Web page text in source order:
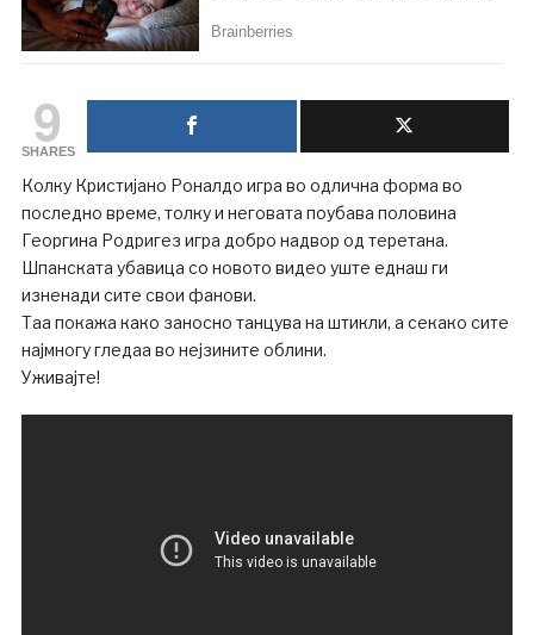
9
SHARES
Колку Кристијано Роналдо игра во одлична форма во
последно време, толку и неговата поубава половина
Георгина Родригез игра добро надвор од теретана.
Шпанската убавица со новото видео уште еднаш ги
изненади сите свои фанови.
Таа покажа како заносно танцува на штикли, а секако сите
најмногу гледаа во нејзините облини.
Уживајте!